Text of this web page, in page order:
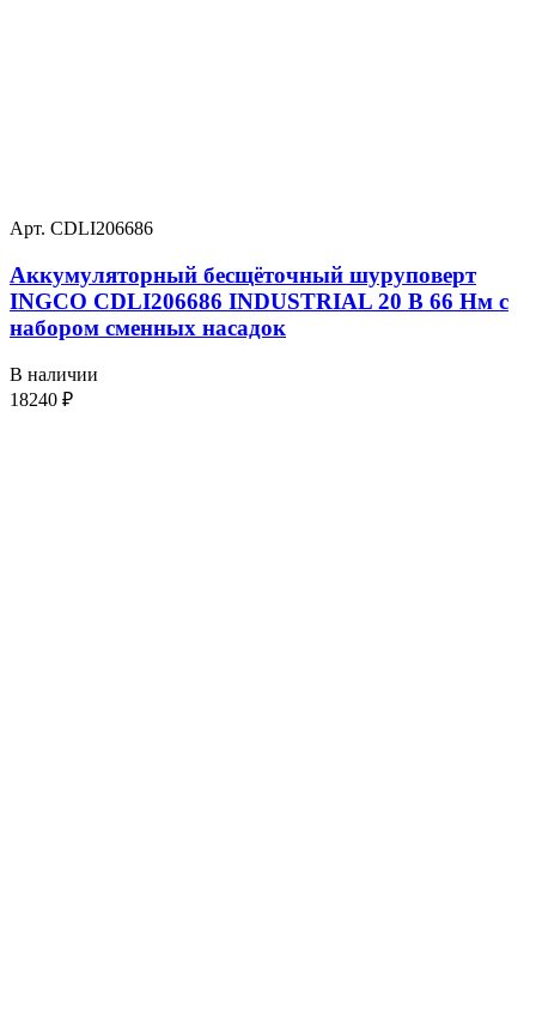
Арт. CDLI206686
Аккумуляторный бесщёточный шуруповерт
INGCO CDLI206686 INDUSTRIAL 20 В 66 Нм с
набором сменных насадок
В наличии
18240 ₽